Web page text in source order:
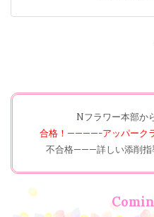
Nフラワー本部か
合格！————-アッパークラ
不合格———詳しい添削指